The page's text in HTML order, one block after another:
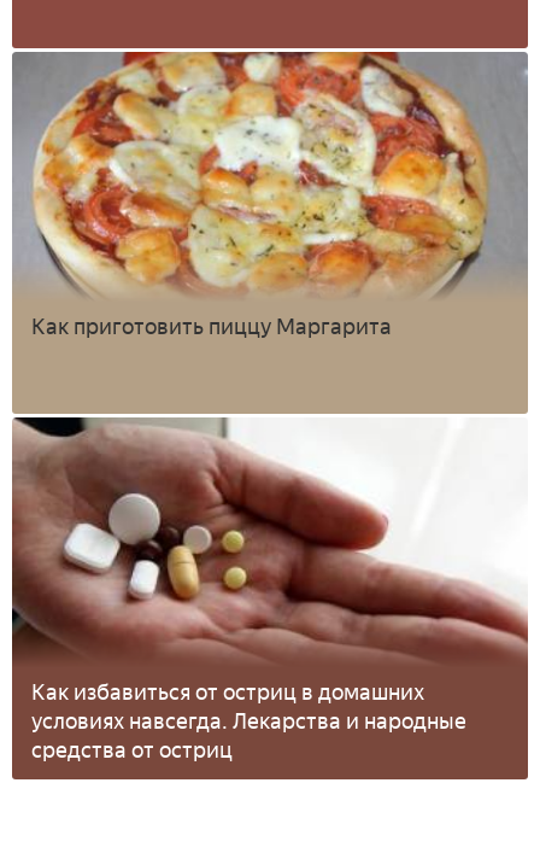
Как приготовить пиццу Маргарита
Как избавиться от остриц в домашних
условиях навсегда. Лекарства и народные
средства от остриц